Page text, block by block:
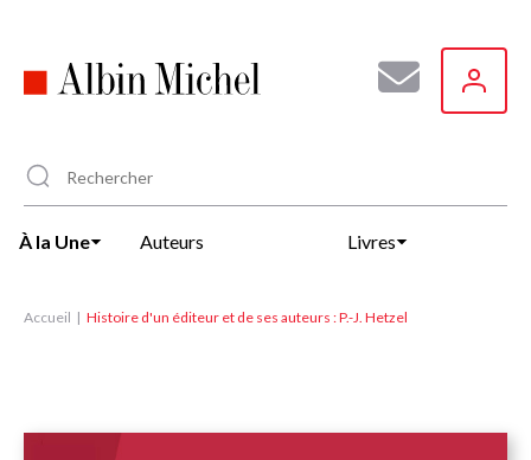
principal
À la Une Auteurs Livres
Accueil Histoire d'un éditeur et de ses auteurs : P.-J. Hetzel